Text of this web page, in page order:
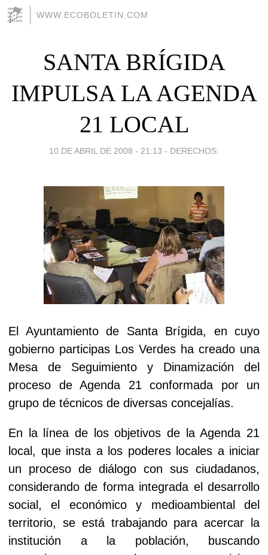
WWW.ECOBOLETIN.COM
SANTA BRÍGIDA
IMPULSA LA AGENDA
21 LOCAL
10 DE ABRIL DE 2008 - 21:13 - DERECHOS:
El Ayuntamiento de Santa Brígida, en cuyo
gobierno participas Los Verdes ha creado una
Mesa de Seguimiento
y Dinamización del
proceso de Agenda 21 conformada por un
grupo de técnicos de diversas concejalías.
En la línea de los objetivos de la Agenda 21
local, que insta a los poderes locales a iniciar
un proceso de diálogo con sus ciudadanos,
considerando de forma integrada el desarrollo
social, el económico y medioambiental del
territorio, se está trabajando para acercar la
institución a la población, buscando